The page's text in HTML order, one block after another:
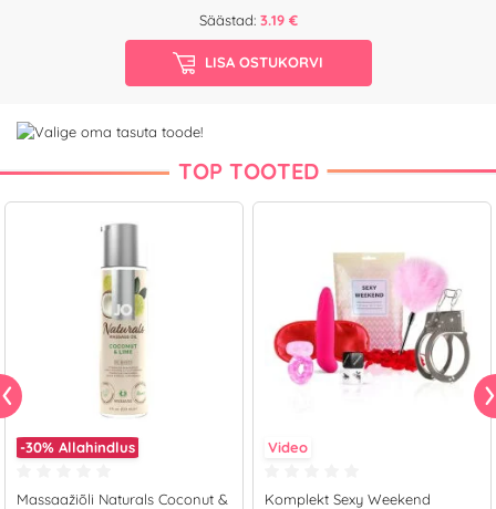
Säästad: 3.19 €
LISA OSTUKORVI
TOP TOOTED
-30% Allahindlus
Massaažiõli Naturals Coconut &
Video
Komplekt Sexy Weekend